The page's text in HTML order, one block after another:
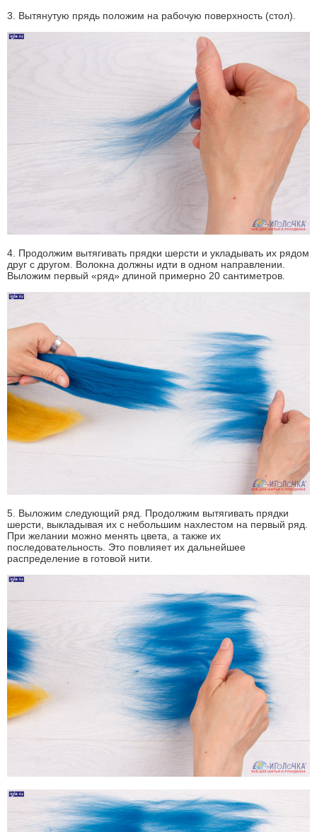
3. Вытянутую прядь положим на рабочую поверхность (стол).
4. Продолжим вытягивать прядки шерсти и укладывать их рядом
друг с другом. Волокна должны идти в одном направлении.
Выложим первый «ряд» длиной примерно 20 сантиметров.
5. Выложим следующий ряд. Продолжим вытягивать прядки
шерсти, выкладывая их с небольшим нахлестом на первый ряд.
При желании можно менять цвета, а также их
последовательность. Это повлияет их дальнейшее
распределение в готовой нити.